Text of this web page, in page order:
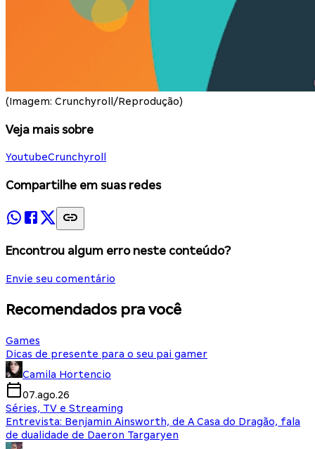
(Imagem: Crunchyroll/Reprodução)
Veja mais sobre
YoutubeCrunchyroll
Compartilhe em suas redes
Encontrou algum erro neste conteúdo?
Envie seu comentário
Recomendados pra você
Games
Dicas de presente para o seu pai gamer
Camila Hortencio
07.ago.26
Séries, TV e Streaming
Entrevista: Benjamin Ainsworth, de A Casa do Dragão, fala
de dualidade de Daeron Targaryen